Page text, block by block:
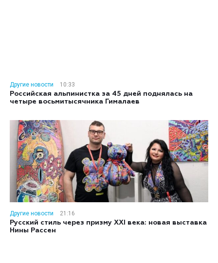
Другие новости
10:33
Российская альпинистка за 45 дней поднялась на
четыре восьмитысячника Гималаев
Другие новости
21:16
Русский стиль через призму XXI века: новая выставка
Нины Рассен